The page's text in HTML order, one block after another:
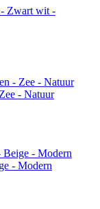
Zwart wit -
- Natuur
- Modern